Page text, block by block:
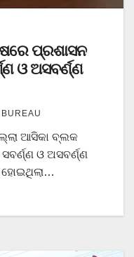
ପ୍ରଶାସନ
ଓ ଅସବର୍ଣ୍ଣ
ଆସିକା ବ୍ଲକ
ଓ ଅସବର୍ଣ୍ଣ